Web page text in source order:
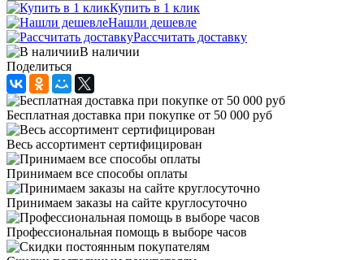
Купить в 1 клик
Нашли дешевле
Рассчитать доставку
В наличии
Поделиться
Бесплатная доставка при покупке от 50 000 руб
Весь ассортимент сертифицирован
Принимаем все способы оплаты
Принимаем заказы на сайте круглосуточно
Профессиональная помощь в выборе часов